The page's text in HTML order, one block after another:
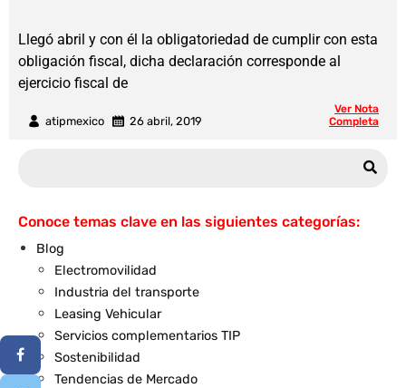
atipmexico 26 abril, 2019
Llegó abril y con él la obligatoriedad de cumplir con esta
obligación fiscal, dicha declaración corresponde al
ejercicio fiscal de
Ver Nota
Completa
Conoce temas clave en las siguientes categorías:
Blog
Electromovilidad
Industria del transporte
Leasing Vehicular
Servicios complementarios TIP
Sostenibilidad
Tendencias de Mercado